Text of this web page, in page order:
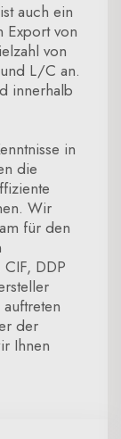
auch ein
Export von
von
L/C an.
innerhalb
in
die
Wir
für den
DDP
der
Ihnen